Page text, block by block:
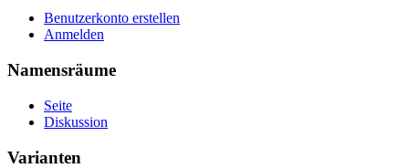
Benutzerkonto erstellen
Anmelden
Namensräume
Seite
Diskussion
Varianten